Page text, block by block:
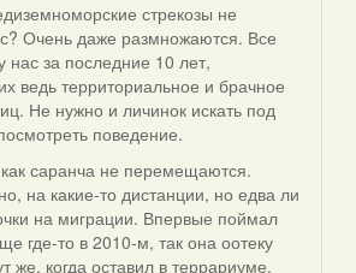
стрекозы не
Очень даже размножаются. Все
за последние 10 лет,
ведь территориальное и брачное
Не нужно и личинок искать под
поведение.
саранча не перемещаются.
на какие-то дистанции, но едва ли
на миграции. Впервые поймал
где-то в 2010-м, так она оотеку
же, когда оставил в террариуме.